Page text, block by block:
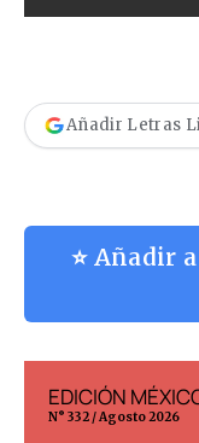
Añadir Letras
⭐ Añadir
EDICIÓN
N° 332 / Agosto 2026